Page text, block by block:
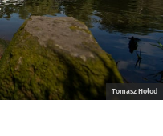
Tomasz Hołod